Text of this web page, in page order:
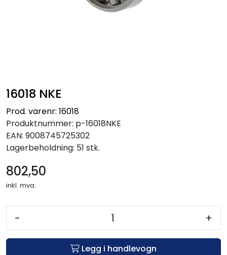
16018 NKE
Prod. varenr: 16018
Produktnummer: p-16018NKE
EAN: 9008745725302
Lagerbeholdning: 51 stk.
802,50
inkl. mva.
- +
Legg i handlevogn